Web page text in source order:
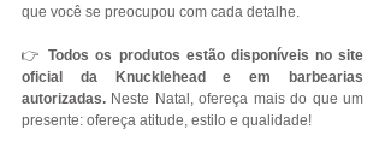
que você se preocupou com cada detalhe.
👉 Todos os produtos estão disponíveis no site
oficial da Knucklehead e em barbearias
autorizadas. Neste Natal, ofereça mais do que um
presente: ofereça atitude, estilo e qualidade!